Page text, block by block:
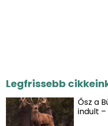
Legfrissebb
Ősz a
indult